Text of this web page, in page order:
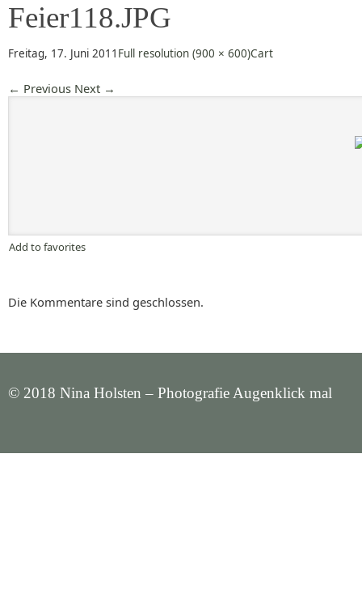
Feier118.JPG
Freitag, 17. Juni 2011 Full resolution (900 × 600)Cart
← Previous Next →
Add to favorites
Die Kommentare sind geschlossen.
© 2018 Nina Holsten – Photografie Augenklick mal